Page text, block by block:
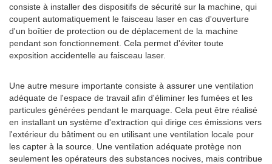
consiste à installer des dispositifs de sécurité sur la machine, qui
coupent automatiquement le faisceau laser en cas d'ouverture
d'un boîtier de protection ou de déplacement de la machine
pendant son fonctionnement. Cela permet d'éviter toute
exposition accidentelle au faisceau laser.
Une autre mesure importante consiste à assurer une ventilation
adéquate de l'espace de travail afin d'éliminer les fumées et les
particules générées pendant le marquage. Cela peut être réalisé
en installant un système d'extraction qui dirige ces émissions vers
l'extérieur du bâtiment ou en utilisant une ventilation locale pour
les capter à la source. Une ventilation adéquate protège non
seulement les opérateurs des substances nocives, mais contribue